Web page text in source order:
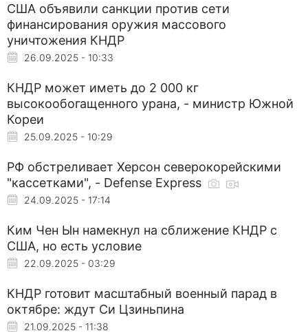
США объявили санкции против сети
финансирования оружия массового
уничтожения КНДР
26.09.2025 - 10:33
КНДР может иметь до 2 000 кг
высокообогащенного урана, - министр Южной
Кореи
25.09.2025 - 10:29
РФ обстреливает Херсон северокорейскими
"кассетками", - Defense Express
24.09.2025 - 17:14
Ким Чен Ын намекнул на сближение КНДР с
США, но есть условие
22.09.2025 - 03:29
КНДР готовит масштабный военный парад в
октябре: ждут Си Цзиньпина
21.09.2025 - 11:38